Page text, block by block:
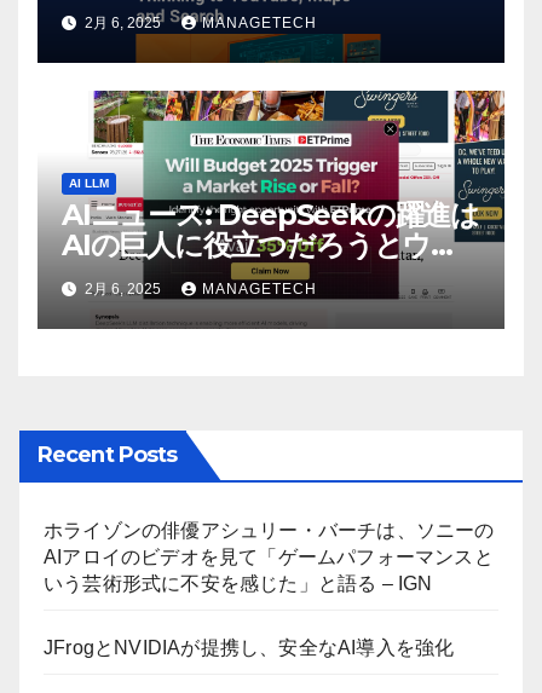
Flash Thinking を YouTube、
マップ、検索に接続 |
VentureBeat
2月 6, 2025 MANAGETECH
AI LLM
AIニュース: DeepSeekの躍進は
AIの巨人に役立つだろうとウォ
ール街のアナリストが語る –
The Economic Times
2月 6, 2025 MANAGETECH
Recent Posts
ホライゾンの俳優アシュリー・バーチは、ソニーの
AIアロイのビデオを見て「ゲームパフォーマンスと
いう芸術形式に不安を感じた」と語る – IGN
JFrogとNVIDIAが提携し、安全なAI導入を強化